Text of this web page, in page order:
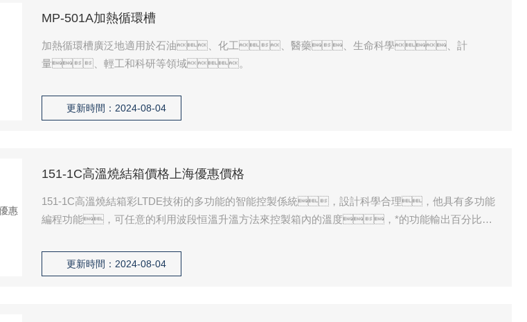
MP-501A加熱循環槽
加熱循環槽廣泛地適用於石油、化工、醫藥、生命科學、計
量、輕工和科研等領域。
更新時間：2024-08-04
151-1C高溫燒結箱價格上海優惠價格
151-1C高溫燒結箱彩LTDE技術的多功能的智能控製係統，設計科學合理，他具有多功能
編程功能，可任意的利用波段恒溫升溫方法來控製箱內的溫度，*的功能輸出百分比功
鏽鋼材料製作，價格便宜，是目前性價比*的高溫燒結箱。
更新時間：2024-08-04